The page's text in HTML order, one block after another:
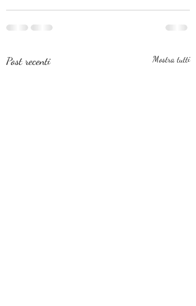
Post recenti Mostra tutti